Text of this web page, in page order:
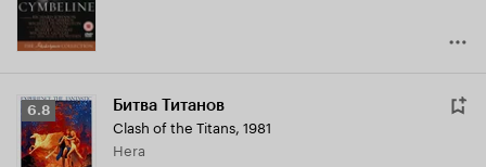
Рейтинг
Кинопоиска
6.8
6.8 Битва Титанов
Clash of the Titans, 1981
Hera